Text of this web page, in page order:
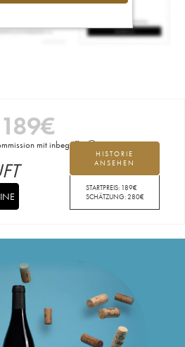
189€
mit inbegriffen
HISTORIE
ANSEHEN
STARTPREIS: 189€
SCHÄTZUNG:280€